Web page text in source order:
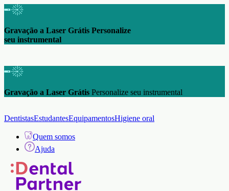
Gravação a Laser Grátis Personalize
seu instrumental
Gravação a Laser Grátis Personalize seu instrumental
DentistasEstudantesEquipamentosHigiene oral
Quem somos
Ajuda